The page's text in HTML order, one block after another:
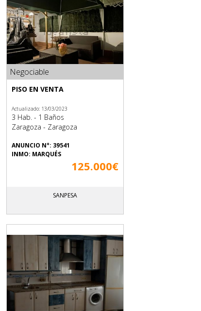
PISO EN VENTA
Actualizado: 13/03/2023
3 Hab. - 1 Baños
Zaragoza - Zaragoza
ANUNCIO N°: 39541
INMO: MARQUÉS
125.000€
Negociable
SANPESA